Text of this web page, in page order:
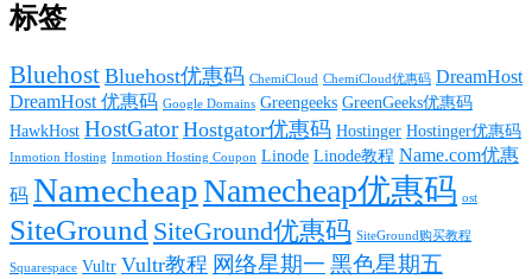
标签
Bluehost Bluehost优惠码 ChemiCloud ChemiCloud优惠码 DreamHost
DreamHost 优惠码 Google Domains Greengeeks GreenGeeks优惠码
HawkHost HostGator Hostgator优惠码 Hostinger Hostinger优惠码
Inmotion Hosting Inmotion Hosting Coupon Linode Linode教程 Name.com优惠
码 NamecheapNamecheap优惠码 ost
SiteGround SiteGround优惠码 SiteGround购买教程
Squarespace Vultr Vultr教程 网络星期一 黑色星期五